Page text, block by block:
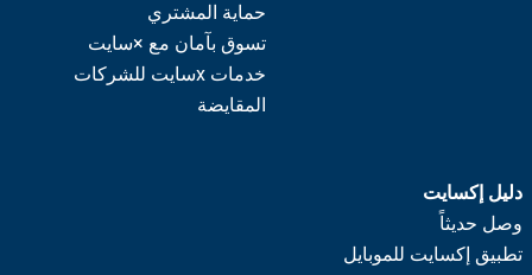
حماية المشتري
تسوق بآمان مع ×سايت
خدمات xسايت للشركات
المقايضة
دليل إكسايت
وصل حديثاً
تطبيق إكسايت للموبايل